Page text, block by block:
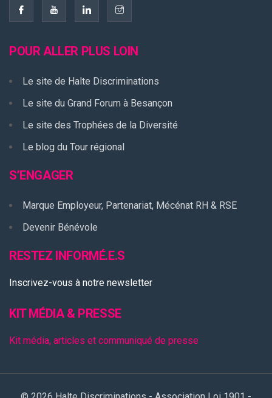
POUR ALLER PLUS LOIN
Le site de Halte Discriminations
Le site du Grand Forum à Besançon
Le site des Trophées de la Diversité
Le blog du Tour régional
S’ENGAGER
Marque Employeur, Partenariat, Mécénat RH & RSE
Devenir Bénévole
RESTEZ INFORMÉ.E.S
Inscrivez-vous à notre newsletter
KIT MÉDIA & PRESSE
Kit média, articles et communiqué de presse